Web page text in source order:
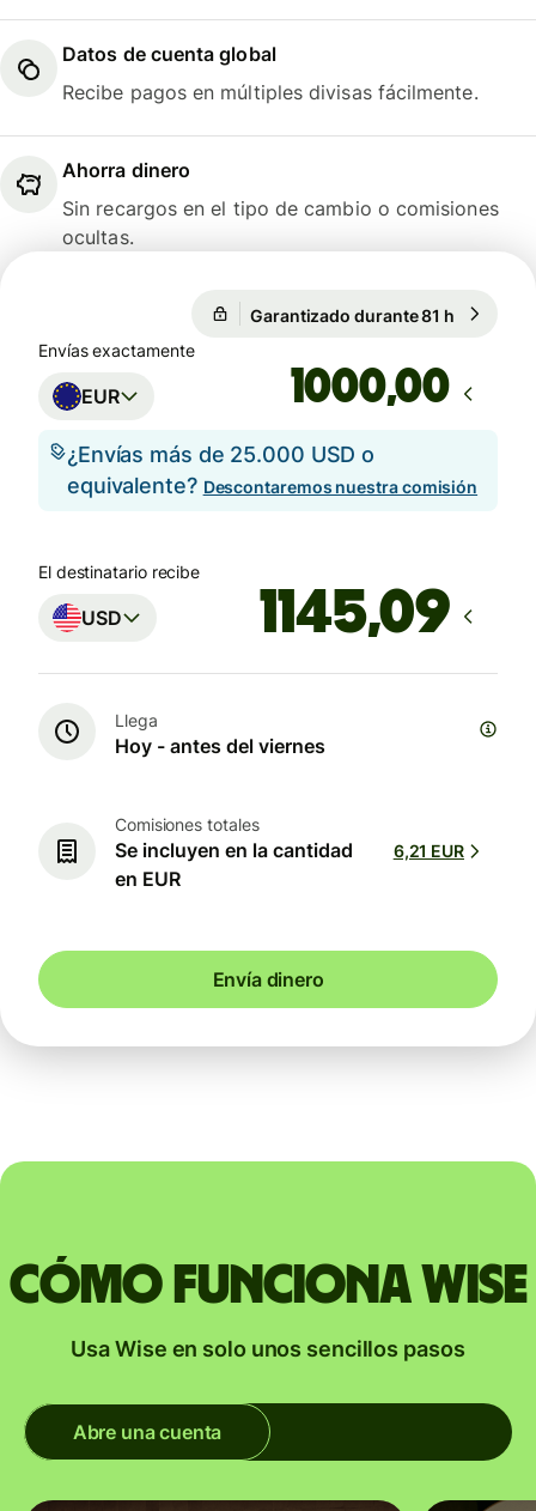
Datos de cuenta global
Recibe pagos en múltiples divisas fácilmente.
Ahorra dinero
Sin recargos en el tipo de cambio o comisiones
ocultas.
Garantizado durante 81 h
Envías exactamente
EUR ,00
¿Envías más de 25.000 USD o
equivalente? Descontaremos nuestra comisión
El destinatario recibe
USD
Llega
Hoy - antes del viernes
Comisiones totales
Se incluyen en la cantidad
en EUR
6,21 EUR
Envía dinero
Cómo funciona Wise
Usa Wise en solo unos sencillos pasos
Abre una cuenta